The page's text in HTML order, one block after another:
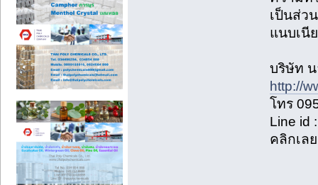
เป็นส่ว
แนบเนี
บริษัท
http://
โทร
Line id
คลิกเล